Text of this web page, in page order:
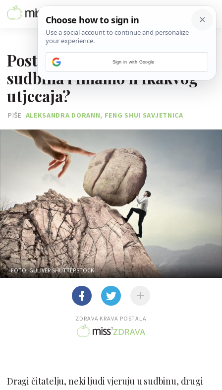
Postoji li dobra i loša
sudbina i imamo li ikakvog
utjecaja?
PIŠE ALEKSANDRA DORANN, FENG SHUI SAVJETNICA
FOTO: GULIVER SHUTTERSTOCK
ZDRAVA KRAVA POSTALA
Dragi čitatelju, neki ljudi vjeruju u sudbinu, drugi
Sign in with Google